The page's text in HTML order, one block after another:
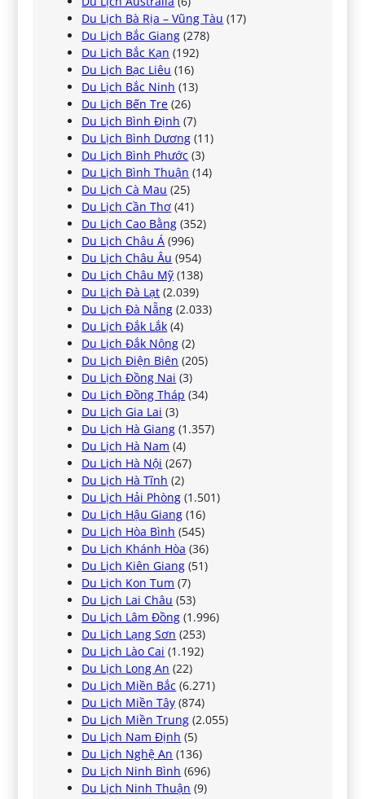
Du Lịch Bà Rịa – Vũng Tàu (17)
Du Lịch Bắc Giang (278)
Du Lịch Bắc Kạn (192)
Du Lịch Bạc Liêu (16)
Du Lịch Bắc Ninh (13)
Du Lịch Bến Tre (26)
Du Lịch Bình Định (7)
Du Lịch Bình Dương (11)
Du Lịch Bình Phước (3)
Du Lịch Bình Thuận (14)
Du Lịch Cà Mau (25)
Du Lịch Cần Thơ (41)
Du Lịch Cao Bằng (352)
Du Lịch Châu Á (996)
Du Lịch Châu Âu (954)
Du Lịch Châu Mỹ (138)
Du Lịch Đà Lạt (2.039)
Du Lịch Đà Nẵng (2.033)
Du Lịch Đắk Lắk (4)
Du Lịch Đắk Nông (2)
Du Lịch Điện Biên (205)
Du Lịch Đồng Nai (3)
Du Lịch Đồng Tháp (34)
Du Lịch Gia Lai (3)
Du Lịch Hà Giang (1.357)
Du Lịch Hà Nam (4)
Du Lịch Hà Nội (267)
Du Lịch Hà Tĩnh (2)
Du Lịch Hải Phòng (1.501)
Du Lịch Hậu Giang (16)
Du Lịch Hòa Bình (545)
Du Lịch Khánh Hòa (36)
Du Lịch Kiên Giang (51)
Du Lịch Kon Tum (7)
Du Lịch Lai Châu (53)
Du Lịch Lâm Đồng (1.996)
Du Lịch Lạng Sơn (253)
Du Lịch Lào Cai (1.192)
Du Lịch Long An (22)
Du Lịch Miền Bắc (6.271)
Du Lịch Miền Tây (874)
Du Lịch Miền Trung (2.055)
Du Lịch Nam Định (5)
Du Lịch Nghệ An (136)
Du Lịch Ninh Bình (696)
Du Lịch Ninh Thuận (9)